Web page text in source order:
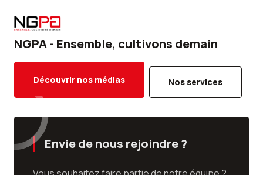
NGPA - Ensemble, cultivons demain
Découvrir nos médias Nos services
Envie de nous rejoindre ?